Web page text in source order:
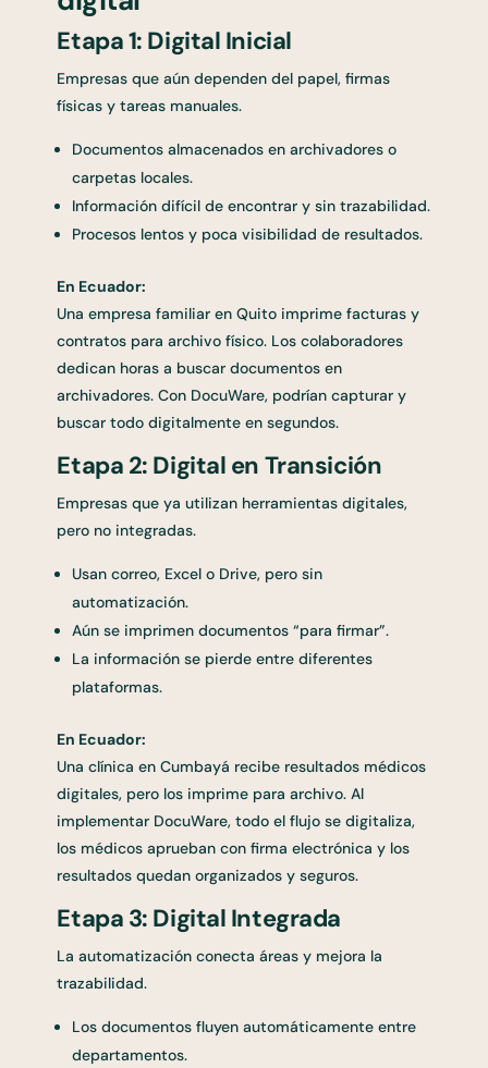
Etapa 1: Digital Inicial
Empresas que aún dependen del papel, firmas
físicas y tareas manuales.
Documentos almacenados en archivadores o
carpetas locales.
Información difícil de encontrar y sin trazabilidad.
Procesos lentos y poca visibilidad de resultados.
En Ecuador:
Una empresa familiar en Quito imprime facturas y
contratos para archivo físico. Los colaboradores
dedican horas a buscar documentos en
archivadores. Con DocuWare, podrían capturar y
buscar todo digitalmente en segundos.
Etapa 2: Digital en Transición
Empresas que ya utilizan herramientas digitales,
pero no integradas.
Usan correo, Excel o Drive, pero sin
automatización.
Aún se imprimen documentos “para firmar”.
La información se pierde entre diferentes
plataformas.
En Ecuador:
Una clínica en Cumbayá recibe resultados médicos
digitales, pero los imprime para archivo. Al
implementar DocuWare, todo el flujo se digitaliza,
los médicos aprueban con firma electrónica y los
resultados quedan organizados y seguros.
Etapa 3: Digital Integrada
La automatización conecta áreas y mejora la
trazabilidad.
Los documentos fluyen automáticamente entre
departamentos.